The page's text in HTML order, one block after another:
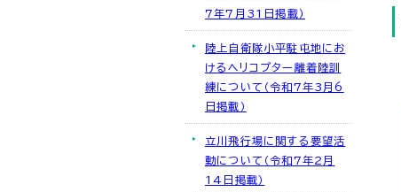
7年7月31日掲載）
陸上自衛隊小平駐屯地にお
けるヘリコプター離着陸訓
練について（令和7年3月6
日掲載）
立川飛行場に関する要望活
動について（令和7年2月
14日掲載）